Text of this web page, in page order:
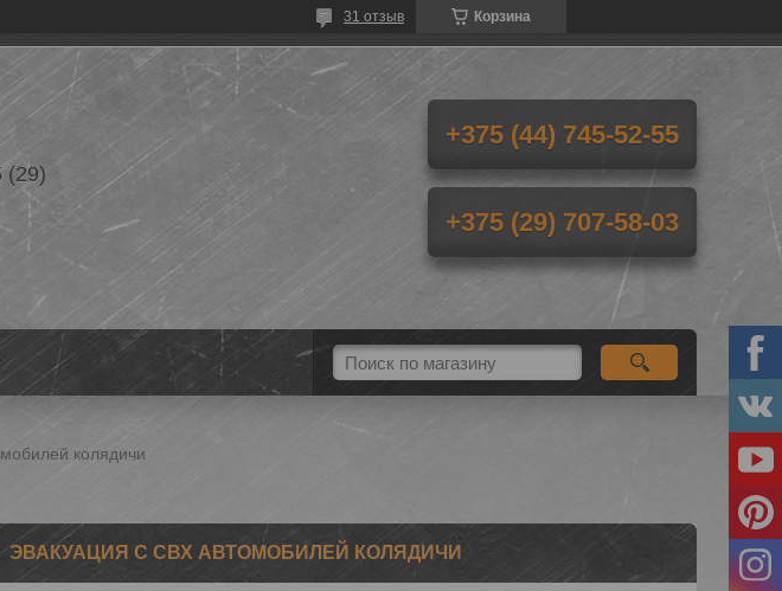
Корзина
31 отзыв
(29)
+375 (44) 745-52-55
+375 (29) 707-58-03
колядичи
ЭВАКУАЦИЯ С СВХ АВТОМОБИЛЕЙ КОЛЯДИЧИ